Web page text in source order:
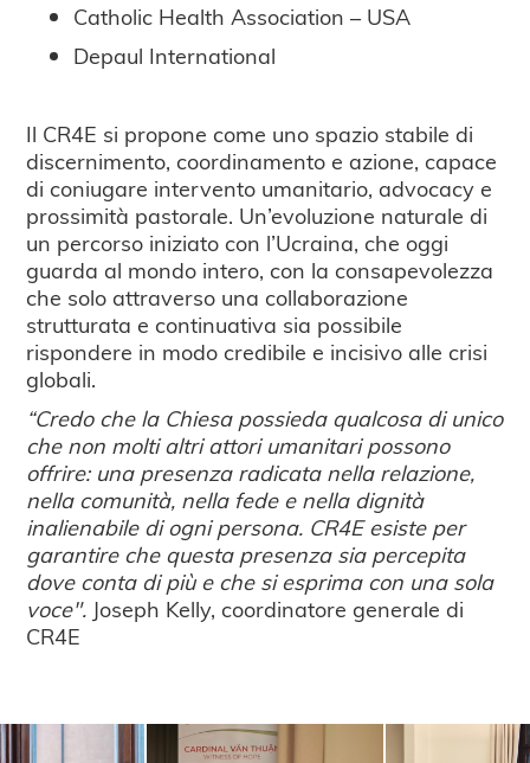
Catholic Health Association – USA
Depaul International
Il CR4E si propone come uno spazio stabile di
discernimento, coordinamento e azione, capace
di coniugare intervento umanitario, advocacy e
prossimità pastorale. Un’evoluzione naturale di
un percorso iniziato con l’Ucraina, che oggi
guarda al mondo intero, con la consapevolezza
che solo attraverso una collaborazione
strutturata e continuativa sia possibile
rispondere in modo credibile e incisivo alle crisi
globali.
“Credo che la Chiesa possieda qualcosa di unico
che non molti altri attori umanitari possono
offrire: una presenza radicata nella relazione,
nella comunità, nella fede e nella dignità
inalienabile di ogni persona. CR4E esiste per
garantire che questa presenza sia percepita
dove conta di più e che si esprima con una sola
voce". Joseph Kelly, coordinatore generale di
CR4E